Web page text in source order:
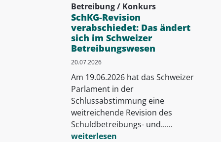
Betreibung / Konkurs
SchKG-Revision
verabschiedet: Das ändert
sich im Schweizer
Betreibungswesen
20.07.2026
Am 19.06.2026 hat das Schweizer
Parlament in der
Schlussabstimmung eine
weitreichende Revision des
Schuldbetreibungs- und......
weiterlesen